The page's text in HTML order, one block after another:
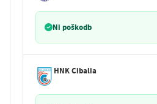
Ni poškodb
HNK Cibalia